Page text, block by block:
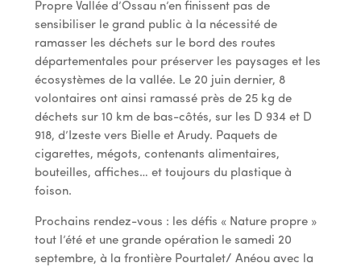
Propre Vallée d’Ossau n’en finissent pas de
sensibiliser le grand public à la nécessité de
ramasser les déchets sur le bord des routes
départementales pour préserver les paysages et les
écosystèmes de la vallée. Le 20 juin dernier, 8
volontaires ont ainsi ramassé près de 25 kg de
déchets sur 10 km de bas-côtés, sur les D 934 et D
918, d’Izeste vers Bielle et Arudy. Paquets de
cigarettes, mégots, contenants alimentaires,
bouteilles, affiches… et toujours du plastique à
foison.
Prochains rendez-vous : les défis « Nature propre »
tout l’été et une grande opération le samedi 20
septembre, à la frontière Pourtalet/ Anéou avec la